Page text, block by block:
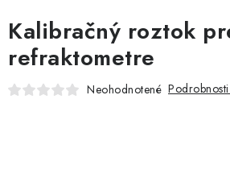
MATERSKÁ KAŠIČKA
VČELÍ JED
Kalibračný roztok
refraktometre
Neohodnotené